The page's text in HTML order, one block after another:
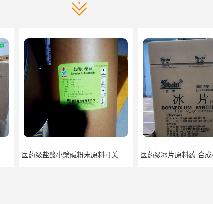
医药级盐酸小檗碱粉末原料可关联审评 医药级冰片原料药 合成/天然冰片药典标准原料